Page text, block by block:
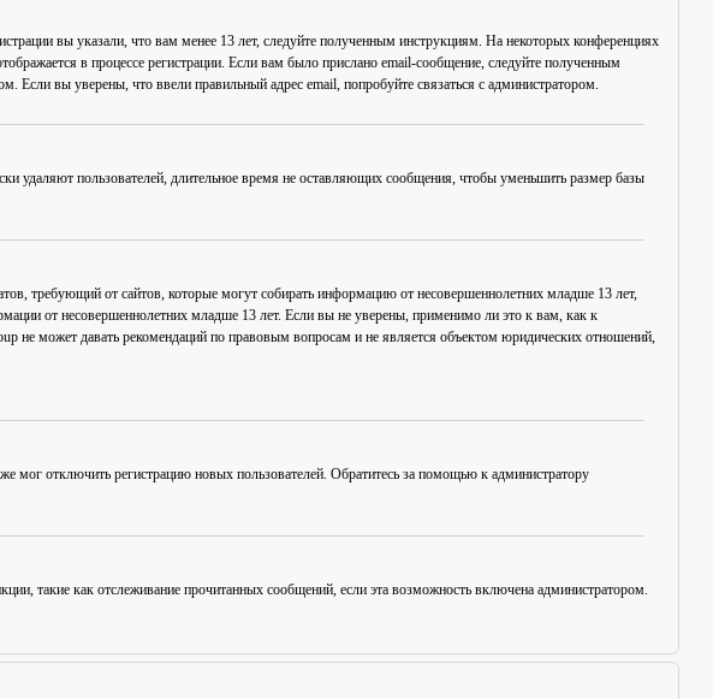
вы указали, что вам менее 13 лет, следуйте полученным инструкциям. На некоторых конференциях
в процессе регистрации. Если вам было прислано email-сообщение, следуйте полученным
вы уверены, что ввели правильный адрес email, попробуйте связаться с администратором.
удаляют пользователей, длительное время не оставляющих сообщения, чтобы уменьшить размер базы
требующий от сайтов, которые могут собирать информацию от несовершеннолетних младше 13 лет,
от несовершеннолетних младше 13 лет. Если вы не уверены, применимо ли это к вам, как к
не может давать рекомендаций по правовым вопросам и не является объектом юридических отношений,
мог отключить регистрацию новых пользователей. Обратитесь за помощью к администратору
такие как отслеживание прочитанных сообщений, если эта возможность включена администратором.